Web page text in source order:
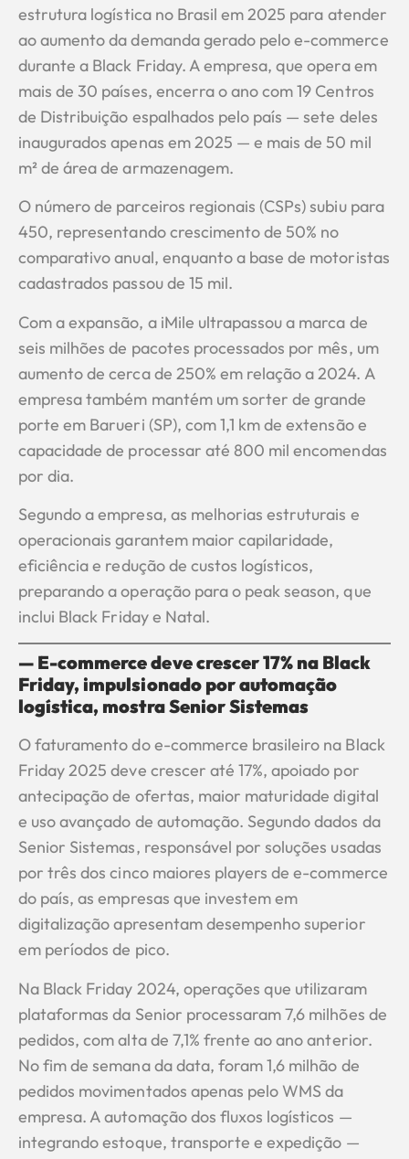
estrutura logística no Brasil em 2025 para atender
ao aumento da demanda gerado pelo e-commerce
durante a Black Friday. A empresa, que opera em
mais de 30 países, encerra o ano com 19 Centros
de Distribuição espalhados pelo país — sete deles
inaugurados apenas em 2025 — e mais de 50 mil
m² de área de armazenagem.
O número de parceiros regionais (CSPs) subiu para
450, representando crescimento de 50% no
comparativo anual, enquanto a base de motoristas
cadastrados passou de 15 mil.
Com a expansão, a iMile ultrapassou a marca de
seis milhões de pacotes processados por mês, um
aumento de cerca de 250% em relação a 2024. A
empresa também mantém um sorter de grande
porte em Barueri (SP), com 1,1 km de extensão e
capacidade de processar até 800 mil encomendas
por dia.
Segundo a empresa, as melhorias estruturais e
operacionais garantem maior capilaridade,
eficiência e redução de custos logísticos,
preparando a operação para o peak season, que
inclui Black Friday e Natal.
— E-commerce deve crescer 17% na Black
Friday, impulsionado por automação
logística, mostra Senior Sistemas
O faturamento do e-commerce brasileiro na Black
Friday 2025 deve crescer até 17%, apoiado por
antecipação de ofertas, maior maturidade digital
e uso avançado de automação. Segundo dados da
Senior Sistemas, responsável por soluções usadas
por três dos cinco maiores players de e-commerce
do país, as empresas que investem em
digitalização apresentam desempenho superior
em períodos de pico.
Na Black Friday 2024, operações que utilizaram
plataformas da Senior processaram 7,6 milhões de
pedidos, com alta de 7,1% frente ao ano anterior.
No fim de semana da data, foram 1,6 milhão de
pedidos movimentados apenas pelo WMS da
empresa. A automação dos fluxos logísticos —
integrando estoque, transporte e expedição —